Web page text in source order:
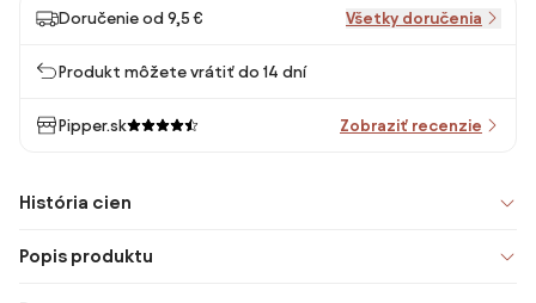
Doručenie od 9,5 € Všetky doručenia
Produkt môžete vrátiť do 14 dní
Pipper.sk Zobraziť recenzie
História cien
Popis produktu